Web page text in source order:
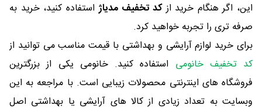
این، اگر هنگام خرید ازکد تخفیف مدیاژاستفاده کنید، خرید به
صرفه تری را تجربه خواهید کرد.
برای خرید لوازم آرایشی و بهداشتی با قیمت مناسب می توانید از
کد تخفيف خانومی استفاده کنید. خانومی یکی از بزرگترین
فروشگاه های اینترنتی محصولات زیبایی است. با مراجعه به این
وبسایت به تعداد زیادی از کالا های آرایشی یا بهداشتی اصل